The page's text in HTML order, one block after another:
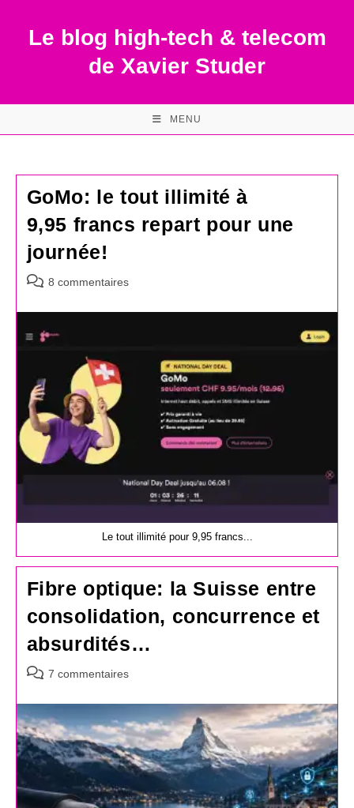
contentLe blog high-tech & telecom
de Xavier Studer
MENU
GoMo: le tout illimité à
9,95 francs repart pour une
journée!
Commentaires
la
publication :
8 commentaires
Le tout illimité pour 9,95 francs...
Fibre optique: la Suisse entre
consolidation, concurrence et
absurdités…
Commentaires
la
publication :
7 commentaires